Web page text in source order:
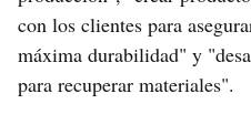
con los clientes para
máxima durabilidad" y
para recuperar materiales".